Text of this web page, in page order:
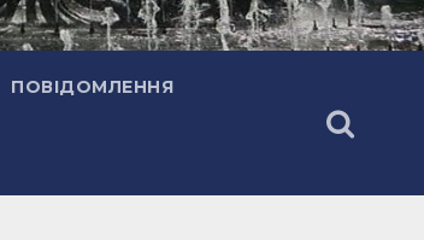
ПОВІДОМЛЕННЯ